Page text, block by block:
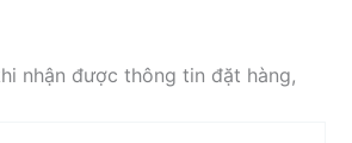
nhận được thông tin đặt hàng,